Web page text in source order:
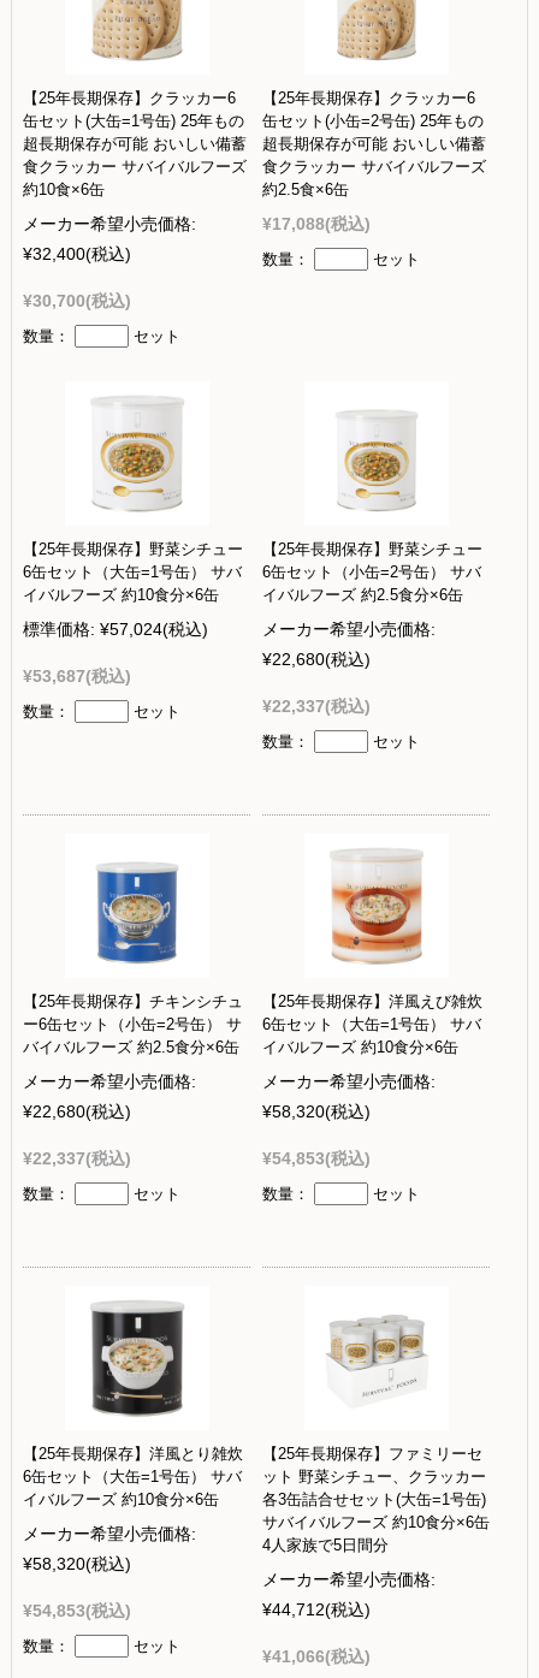
【25年長期保存】クラッカー6
缶セット(大缶=1号缶) 25年もの
超長期保存が可能 おいしい備蓄
食クラッカー サバイバルフーズ
約10食×6缶
メーカー希望小売価格:
¥32,400(税込)
¥30,700(税込)
数量： セット
【25年長期保存】クラッカー6
缶セット(小缶=2号缶) 25年もの
超長期保存が可能 おいしい備蓄
食クラッカー サバイバルフーズ
約2.5食×6缶
¥17,088(税込)
数量： セット
【25年長期保存】野菜シチュー
6缶セット（大缶=1号缶） サバ
イバルフーズ 約10食分×6缶
標準価格: ¥57,024(税込)
¥53,687(税込)
数量： セット
【25年長期保存】野菜シチュー
6缶セット（小缶=2号缶） サバ
イバルフーズ 約2.5食分×6缶
メーカー希望小売価格:
¥22,680(税込)
¥22,337(税込)
数量： セット
【25年長期保存】チキンシチュ
ー6缶セット（小缶=2号缶） サ
バイバルフーズ 約2.5食分×6缶
メーカー希望小売価格:
¥22,680(税込)
¥22,337(税込)
数量： セット
【25年長期保存】洋風えび雑炊
6缶セット（大缶=1号缶） サバ
イバルフーズ 約10食分×6缶
メーカー希望小売価格:
¥58,320(税込)
¥54,853(税込)
数量： セット
【25年長期保存】洋風とり雑炊
6缶セット（大缶=1号缶） サバ
イバルフーズ 約10食分×6缶
メーカー希望小売価格:
¥58,320(税込)
¥54,853(税込)
数量： セット
【25年長期保存】ファミリーセ
ット 野菜シチュー、クラッカー
各3缶詰合せセット(大缶=1号缶)
サバイバルフーズ 約10食分×6缶
4人家族で5日間分
メーカー希望小売価格:
¥44,712(税込)
¥41,066(税込)